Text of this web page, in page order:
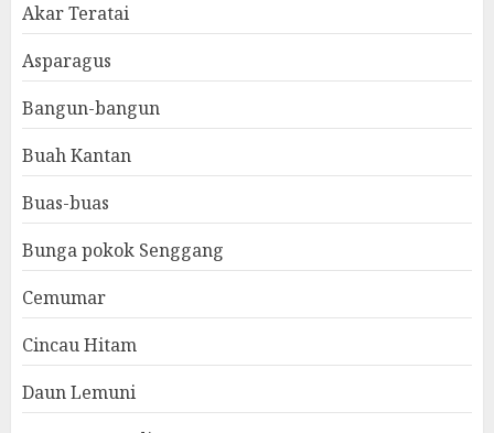
Akar Teratai
Asparagus
Bangun-bangun
Buah Kantan
Buas-buas
Bunga pokok Senggang
Cemumar
Cincau Hitam
Daun Lemuni